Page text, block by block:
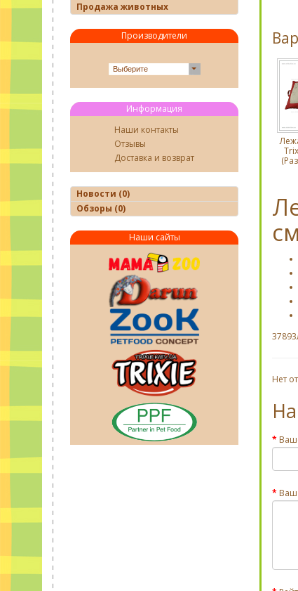
Продажа животных
Производители
Выберите
Информация
Наши контакты
Отзывы
Доставка и возврат
Новости (0)
Обзоры (0)
Наши сайты
Нет
Ваш